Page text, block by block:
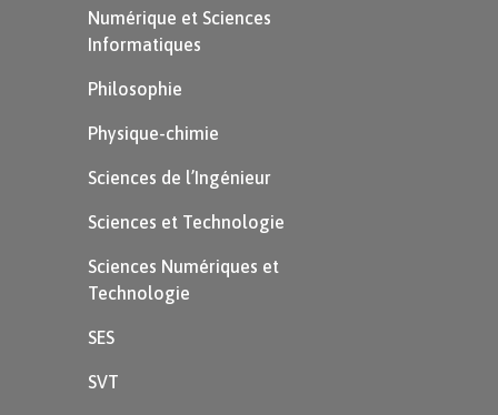
À la fin des e-mails, on
politesse :
$\footnotesize{\textcolor{#A9A9A9}
{\text{[Bien cordialement]}}}$
Les abréviation
Numérique et Sciences
Informatiques
Philosophie
Physique-chimie
Sciences de l’Ingénieur
Sciences et Technologie
Sciences Numériques et
Technologie
SES
SVT